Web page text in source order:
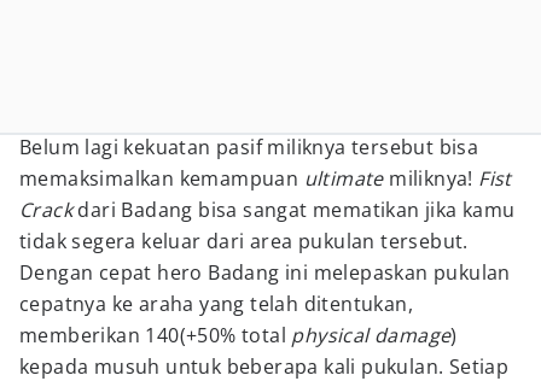
Belum lagi kekuatan pasif miliknya tersebut bisa
memaksimalkan kemampuan ultimatemiliknya! Fist
Crackdari Badang bisa sangat mematikan jika kamu
tidak segera keluar dari area pukulan tersebut.
Dengan cepat hero Badang ini melepaskan pukulan
cepatnya ke araha yang telah ditentukan,
memberikan 140(+50% total physical damage)
kepada musuh untuk beberapa kali pukulan. Setiap